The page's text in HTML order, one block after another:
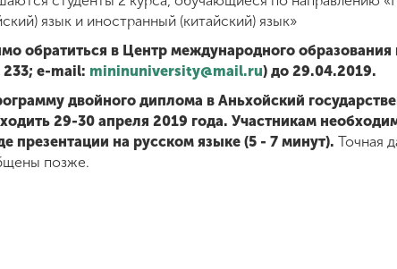
язык и иностранный (китайский) язык»
обратиться в Центр международного
233; e-mail: mininuniversity@mail.ru) до 29.04.2019.
двойного диплома в Аньхойский
29-30 апреля 2019 года. Участникам
презентации на русском языке (5 - 7 минут). Точная
позже.